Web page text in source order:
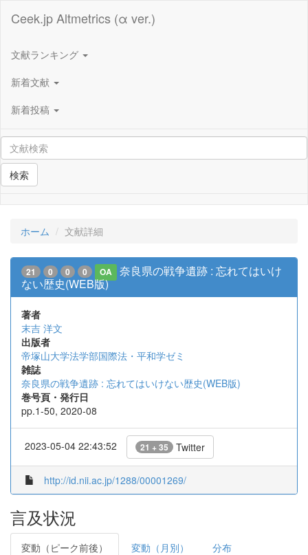
Ceek.jp Altmetrics (α ver.)
文献ランキング
新着文献
新着投稿
検索
ホーム 文献詳細
21 0 0 0 OA
奈良県の戦争遺跡 : 忘れてはいけ
ない歴史(WEB版)
著者
末吉 洋文
出版者
帝塚山大学法学部国際法・平和学ゼミ
雑誌
奈良県の戦争遺跡 : 忘れてはいけない歴史(WEB版)
巻号頁・発行日
pp.1-50, 2020-08
2023-05-04 22:43:52 21 + 35 Twitter
http://id.nii.ac.jp/1288/00001269/
言及状況
変動（ピーク前後） 変動（月別） 分布